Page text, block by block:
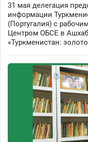
31 мая делегация
информации
(Португалия) с
Центром ОБСЕ в
«Туркменистан: